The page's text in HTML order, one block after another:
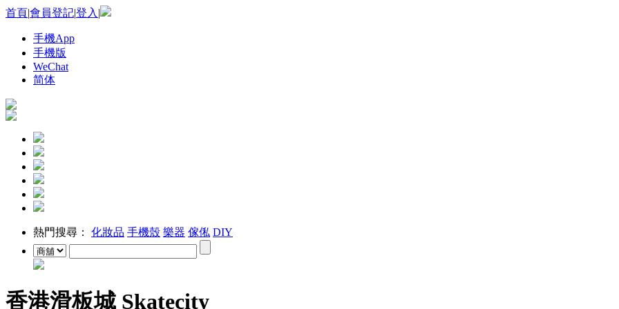
首頁|會員登記|登入 |
手機App
手機版
WeChat
简体
熱門搜尋： 化妝品 手機殼 樂器 傢俬 DIY
香港滑板城 Skatecity